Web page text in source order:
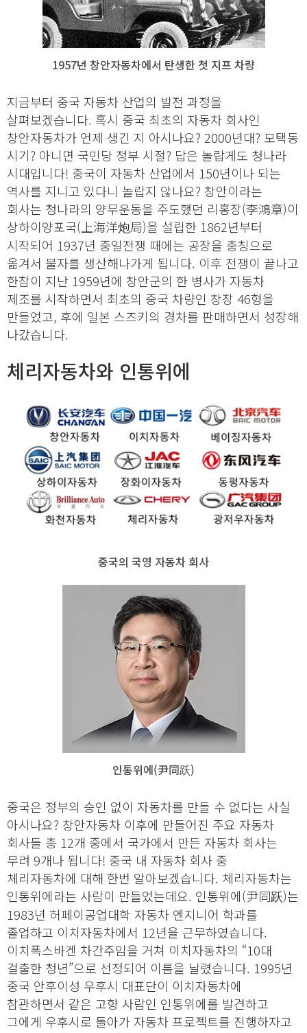
1957년 창안자동차에서 탄생한 첫 지프 차량
지금부터 중국 자동차 산업의 발전 과정을
살펴보겠습니다. 혹시 중국 최초의 자동차 회사인
창안자동차가 언제 생긴 지 아시나요? 2000년대? 모택동
시기? 아니면 국민당 정부 시절? 답은 놀랍게도 청나라
시대입니다! 중국이 자동차 산업에서 150년이나 되는
역사를 지니고 있다니 놀랍지 않나요? 창안이라는
회사는 청나라의 양무운동을 주도했던 리홍장(李鴻章)이
상하이양포국(上海洋炮局)을 설립한 1862년부터
시작되어 1937년 중일전쟁 때에는 공장을 충칭으로
옮겨서 물자를 생산해나가게 됩니다. 이후 전쟁이 끝나고
한참이 지난 1959년에 창안군의 한 병사가 자동차
제조를 시작하면서 최초의 중국 차량인 창장 46형을
만들었고, 후에 일본 스즈키의 경차를 판매하면서 성장해
나갔습니다.
체리자동차와 인통위에
중국의 국영 자동차 회사
인통위에(尹同跃)
중국은 정부의 승인 없이 자동차를 만들 수 없다는 사실
아시나요? 창안자동차 이후에 만들어진 주요 자동차
회사들 총 12개 중에서 국가에서 만든 자동차 회사는
무려 9개나 됩니다! 중국 내 자동차 회사 중
체리자동차에 대해 한번 알아보겠습니다. 체리자동차는
인통위에라는 사람이 만들었는데요. 인통위에(尹同跃)는
1983년 허페이공업대학 자동차 엔지니어 학과를
졸업하고 이치자동차에서 12년을 근무하였습니다.
이치폭스바겐 차간주임을 거쳐 이치자동차의 “10대
걸출한 청년”으로 선정되어 이름을 날렸습니다. 1995년
중국 안후이성 우후시 대표단이 이치자동차에
참관하면서 같은 고향 사람인 인통위에를 발견하고
그에게 우후시로 돌아가 자동차 프로젝트를 진행하자고